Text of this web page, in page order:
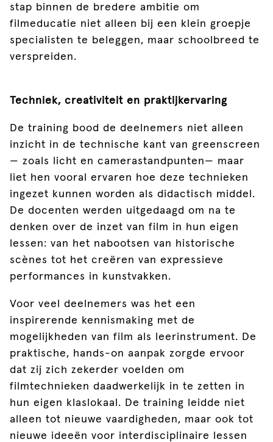
stap binnen de bredere ambitie om
filmeducatie niet alleen bij een klein groepje
specialisten te beleggen, maar schoolbreed te
verspreiden.
Techniek, creativiteit en praktijkervaring
De training bood de deelnemers niet alleen
inzicht in de technische kant van greenscreen
— zoals licht en camerastandpunten— maar
liet hen vooral ervaren hoe deze technieken
ingezet kunnen worden als didactisch middel.
De docenten werden uitgedaagd om na te
denken over de inzet van film in hun eigen
lessen: van het nabootsen van historische
scènes tot het creëren van expressieve
performances in kunstvakken.
Voor veel deelnemers was het een
inspirerende kennismaking met de
mogelijkheden van film als leerinstrument. De
praktische, hands-on aanpak zorgde ervoor
dat zij zich zekerder voelden om
filmtechnieken daadwerkelijk in te zetten in
hun eigen klaslokaal. De training leidde niet
alleen tot nieuwe vaardigheden, maar ook tot
nieuwe ideeën voor interdisciplinaire lessen